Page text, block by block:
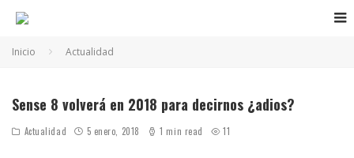
Inicio Actualidad
Sense 8 volverá en 2018 para decirnos ¿adios?
Actualidad 5 enero, 2018 1 min read 11